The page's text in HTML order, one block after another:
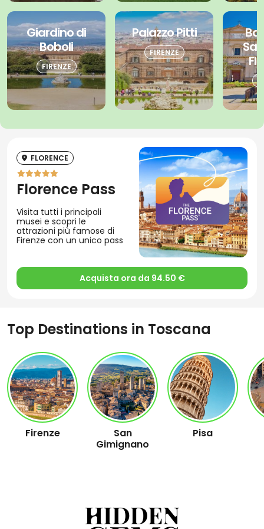
Giardino di
Boboli
FIRENZE
Palazzo Pitti
FIRENZE
FLORENCE
Florence Pass
Visita tutti i principali
musei e scopri le
attrazioni più famose di
Firenze con un unico pass
Acquista ora da 94.50 €
Top Destinations in Toscana
Firenze
San
Gimignano
Pisa